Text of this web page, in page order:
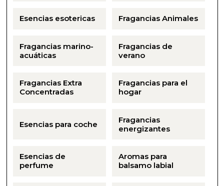
Esencias esotericas Fragancias Animales
Fragancias marino-
acuáticas
Fragancias de
verano
Fragancias Extra
Concentradas
Fragancias para el
hogar
Esencias para coche
Fragancias
energizantes
Esencias de
perfume
Aromas para
balsamo labial